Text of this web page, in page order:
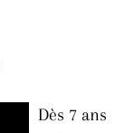
Dès 7 ans